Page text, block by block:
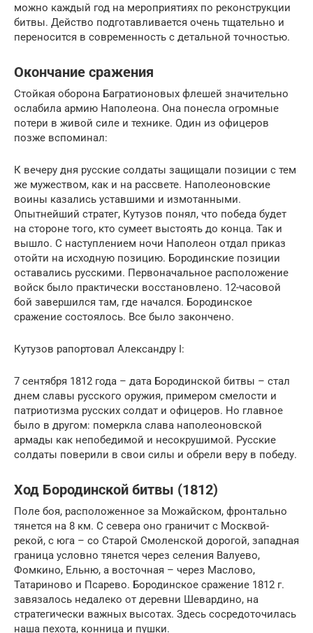
можно каждый год на мероприятиях по реконструкции
битвы. Действо подготавливается очень тщательно и
переносится в современность с детальной точностью.
Окончание сражения
Стойкая оборона Багратионовых флешей значительно
ослабила армию Наполеона. Она понесла огромные
потери в живой силе и технике. Один из офицеров
позже вспоминал:
К вечеру дня русские солдаты защищали позиции с тем
же мужеством, как и на рассвете. Наполеоновские
воины казались уставшими и измотанными.
Опытнейший стратег, Кутузов понял, что победа будет
на стороне того, кто сумеет выстоять до конца. Так и
вышло. С наступлением ночи Наполеон отдал приказ
отойти на исходную позицию. Бородинские позиции
оставались русскими. Первоначальное расположение
войск было практически восстановлено. 12-часовой
бой завершился там, где начался. Бородинское
сражение состоялось. Все было закончено.
Кутузов рапортовал Александру I:
7 сентября 1812 года – дата Бородинской битвы – стал
днем славы русского оружия, примером смелости и
патриотизма русских солдат и офицеров. Но главное
было в другом: померкла слава наполеоновской
армады как непобедимой и несокрушимой. Русские
солдаты поверили в свои силы и обрели веру в победу.
Ход Бородинской битвы (1812)
Поле боя, расположенное за Можайском, фронтально
тянется на 8 км. С севера оно граничит с Москвой-
рекой, с юга – со Старой Смоленской дорогой, западная
граница условно тянется через селения Валуево,
Фомкино, Ельню, а восточная – через Маслово,
Татариново и Псарево. Бородинское сражение 1812 г.
завязалось недалеко от деревни Шевардино, на
стратегически важных высотах. Здесь сосредоточилась
наша пехота, конница и пушки.